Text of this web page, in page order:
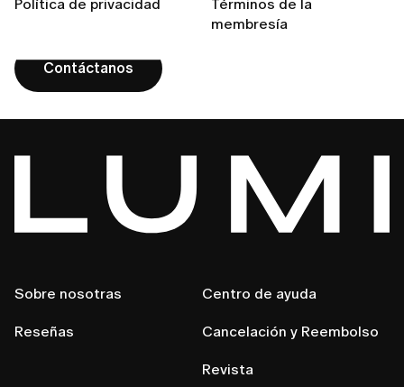
Política de privacidad
Términos de la
membresía
Contáctanos
Sobre nosotras
Reseñas
Centro de ayuda
Cancelación y Reembolso
Revista